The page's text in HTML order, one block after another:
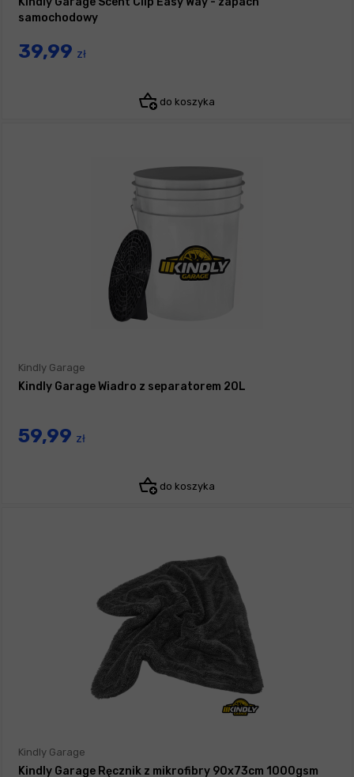
samochodowy
39,99 zł
do koszyka
Kindly Garage
Kindly Garage Wiadro z separatorem 20L
59,99 zł
do koszyka
Kindly Garage
Kindly Garage Ręcznik z mikrofibry 90x73cm 1000gsm